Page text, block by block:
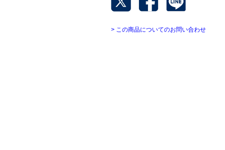
> この商品についてのお問い合わせ